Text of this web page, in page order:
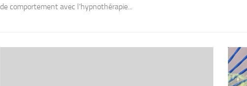
de comportement avec l’hypnothérapie...